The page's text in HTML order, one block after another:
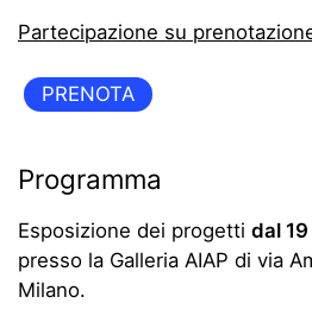
Partecipazione su
PRENOTA
Programma
Esposizione dei progetti dal
presso la Galleria AIAP di via
Milano.